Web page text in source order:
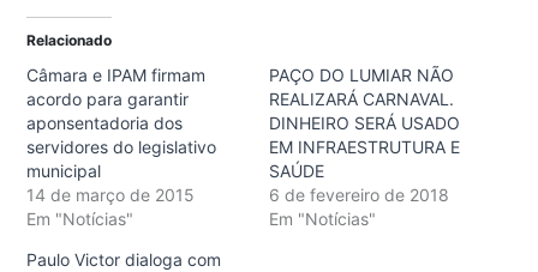
Relacionado
Câmara e IPAM firmam
acordo para garantir
aponsentadoria dos
servidores do legislativo
municipal
14 de março de 2015
Em "Notícias"
PAÇO DO LUMIAR NÃO
REALIZARÁ CARNAVAL.
DINHEIRO SERÁ USADO
EM INFRAESTRUTURA E
SAÚDE
6 de fevereiro de 2018
Em "Notícias"
Paulo Victor dialoga com